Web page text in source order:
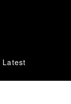
Latest